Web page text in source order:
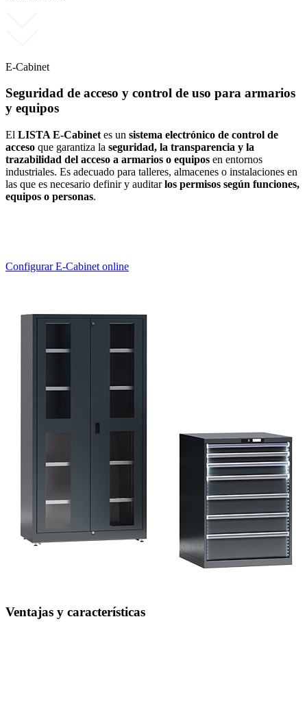
E-Cabinet
Seguridad de acceso y control de uso para armarios
y equipos
El LISTA E-Cabinet es un sistema electrónico de control de
acceso que garantiza la seguridad, la transparencia y la
trazabilidad del acceso a armarios o equipos en entornos
industriales. Es adecuado para talleres, almacenes o instalaciones en
las que es necesario definir y auditarlos permisos según funciones,
equipos o personas.
Configurar E-Cabinet online
Ventajas y características